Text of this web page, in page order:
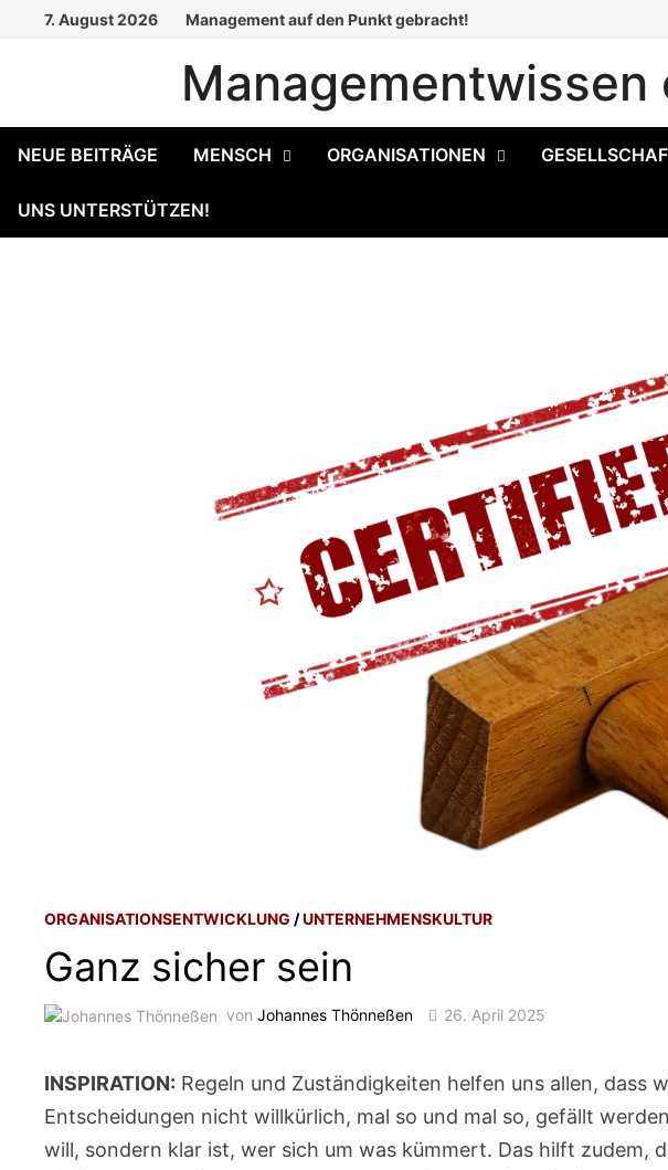
7. August 2026 Management auf den Punkt gebracht!
Managementwissen
NEUE BEITRÄGE MENSCH ORGANISATIONEN
UNS UNTERSTÜTZEN!
ORGANISATIONSENTWICKLUNG /UNTERNEHMENSKULTUR
Ganz sicher sein
vonJohannes Thönneßen 26. April 2025
INSPIRATION: Regeln und Zuständigkeiten helfen uns allen, dass
Entscheidungen nicht willkürlich, mal so und mal so, gefällt
will, sondern klar ist, wer sich um was kümmert. Das hilft zudem,